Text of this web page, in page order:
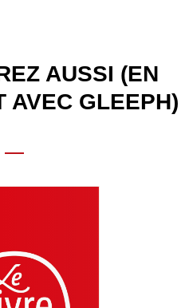
AUSSI (EN
AVEC GLEEPH)